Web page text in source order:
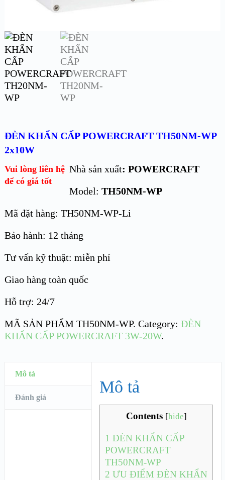
ĐÈN KHẨN CẤP POWERCRAFT TH50NM-WP
2x10W
Vui lòng liên hệ
để có giá tốt
Nhà sản xuất: POWERCRAFT
Model: TH50NM-WP
Mã đặt hàng: TH50NM-WP-Li
Bảo hành: 12 tháng
Tư vấn kỹ thuật: miễn phí
Giao hàng toàn quốc
Hỗ trợ: 24/7
MÃ SẢN PHẨM TH50NM-WP. Category: ĐÈN
KHẨN CẤP POWERCRAFT 3W-20W.
Mô tả
Đánh giá
Mô tả
Contents [hide]
1 ĐÈN KHẨN CẤP
POWERCRAFT
TH50NM-WP
2 ƯU ĐIỂM ĐÈN KHẨN